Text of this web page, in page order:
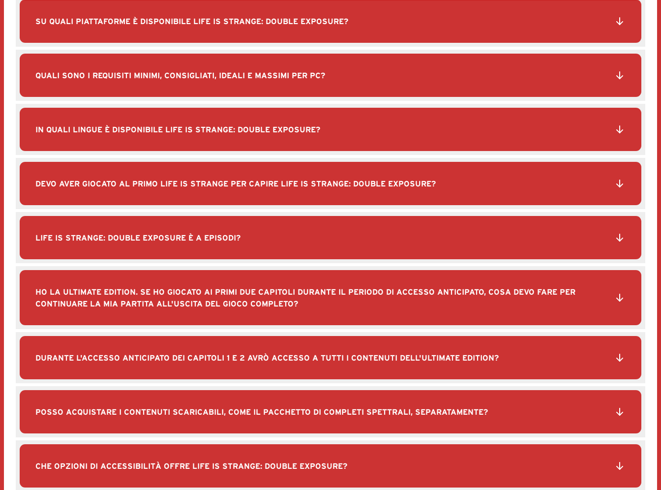
SU QUALI PIATTAFORME È DISPONIBILE LIFE IS STRANGE: DOUBLE EXPOSURE?
QUALI SONO I REQUISITI MINIMI, CONSIGLIATI, IDEALI E MASSIMI PER PC?
IN QUALI LINGUE È DISPONIBILE LIFE IS STRANGE: DOUBLE EXPOSURE?
DEVO AVER GIOCATO AL PRIMO LIFE IS STRANGE PER CAPIRE LIFE IS STRANGE: DOUBLE EXPOSURE?
LIFE IS STRANGE: DOUBLE EXPOSURE È A EPISODI?
HO LA ULTIMATE EDITION. SE HO GIOCATO AI PRIMI DUE CAPITOLI DURANTE IL PERIODO DI ACCESSO ANTICIPATO, COSA DEVO FARE PER
CONTINUARE LA MIA PARTITA ALL'USCITA DEL GIOCO COMPLETO?
DURANTE L'ACCESSO ANTICIPATO DEI CAPITOLI 1 E 2 AVRÒ ACCESSO A TUTTI I CONTENUTI DELL'ULTIMATE EDITION?
POSSO ACQUISTARE I CONTENUTI SCARICABILI, COME IL PACCHETTO DI COMPLETI SPETTRALI, SEPARATAMENTE?
CHE OPZIONI DI ACCESSIBILITÀ OFFRE LIFE IS STRANGE: DOUBLE EXPOSURE?